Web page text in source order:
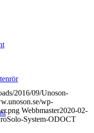
2016/09/Unoson-
wp-
Webbmaster2020-02-
System-ODOCT